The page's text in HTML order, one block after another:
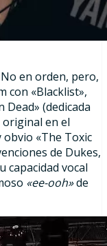
en orden, pero,
con «Blacklist»,
Dead» (dedicada
en el
«The Toxic
de Dukes,
capacidad vocal
«ee-ooh»de